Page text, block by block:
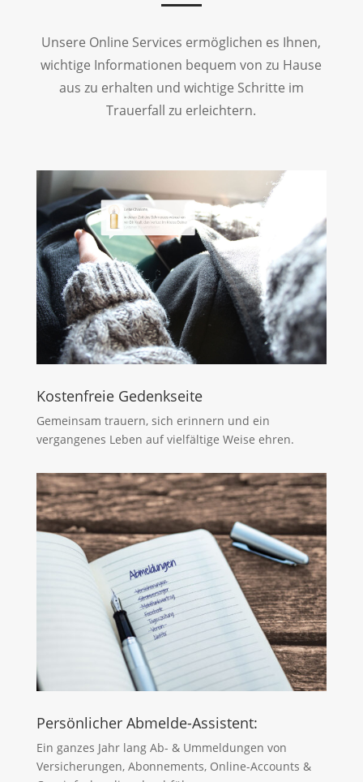
Unsere Online Services ermöglichen es Ihnen,
wichtige Informationen bequem von zu Hause
aus zu erhalten und wichtige Schritte im
Trauerfall zu erleichtern.
Kostenfreie Gedenkseite
Gemeinsam trauern, sich erinnern und ein
vergangenes Leben auf vielfältige Weise ehren.
Persönlicher Abmelde-Assistent:
Ein ganzes Jahr lang Ab- & Ummeldungen von
Versicherungen, Abonnements, Online-Accounts &